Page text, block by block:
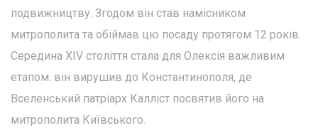
подвижництву. Згодом він став намісником
митрополита та обіймав цю посаду протягом 12 років.
Середина XIV століття стала для Олексія важливим
етапом: він вирушив до Константинополя, де
Вселенський патріарх Калліст посвятив його на
митрополита Київського.